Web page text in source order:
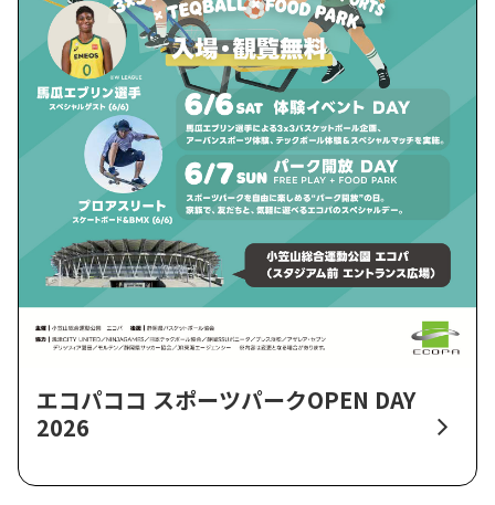
エコパココ スポーツパークOPEN DAY
2026